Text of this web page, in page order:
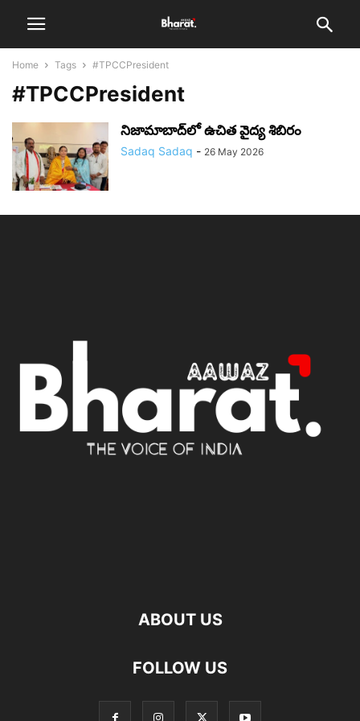
Home Tags #TPCCPresident
#TPCCPresident
నిజామాబాద్‌లో ఉచిత వైద్య శిబిరం
Sadaq Sadaq - 26 May 2026
ABOUT US
FOLLOW US